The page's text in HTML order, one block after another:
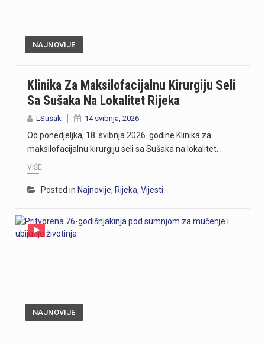
NAJNOVIJE
Klinika Za Maksilofacijalnu Kirurgiju Seli
Sa Sušaka Na Lokalitet Rijeka
LSusak 14 svibnja, 2026
Od ponedjeljka, 18. svibnja 2026. godine Klinika za
maksilofacijalnu kirurgiju seli sa Sušaka na lokalitet…
VIŠE
Posted in Najnovije, Rijeka, Vijesti
NAJNOVIJE